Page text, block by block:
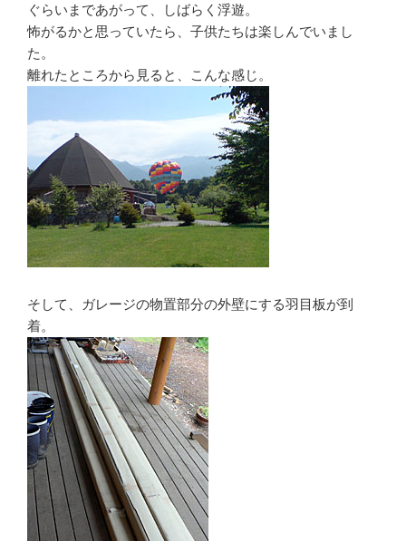
ぐらいまであがって、しばらく浮遊。
怖がるかと思っていたら、子供たちは楽しんでいまし
た。
離れたところから見ると、こんな感じ。
そして、ガレージの物置部分の外壁にする羽目板が到
着。